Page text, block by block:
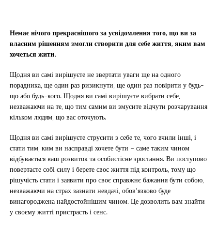
Немає нічого прекраснішого за усвідомлення того, що ви за
власним рішенням змогли створити для себе життя, яким вам
хочеться жити.
Щодня ви самі вирішуєте не звертати уваги ще на одного
порадника, ще один раз ризикнути, ще один раз повірити у будь-
що або будь-кого. Щодня ви самі вирішуєте вибрати себе,
незважаючи на те, що тим самим ви змусите відчути розчарування
кільком людям, що вас оточують.
Щодня ви самі вирішуєте струсити з себе те, чого вчили інші, і
стати тим, ким ви насправді хочете бути – саме таким чином
відбувається ваш розвиток та особистісне зростання. Ви поступово
повертаєте собі силу і берете своє життя під контроль, тому що
рішучість стати і заявити про своє справжнє бажання бути собою,
незважаючи на страх зазнати невдачі, обов’язково буде
винагороджена найдостойнішим чином. Це дозволить вам знайти
у своєму житті пристрасть і сенс.